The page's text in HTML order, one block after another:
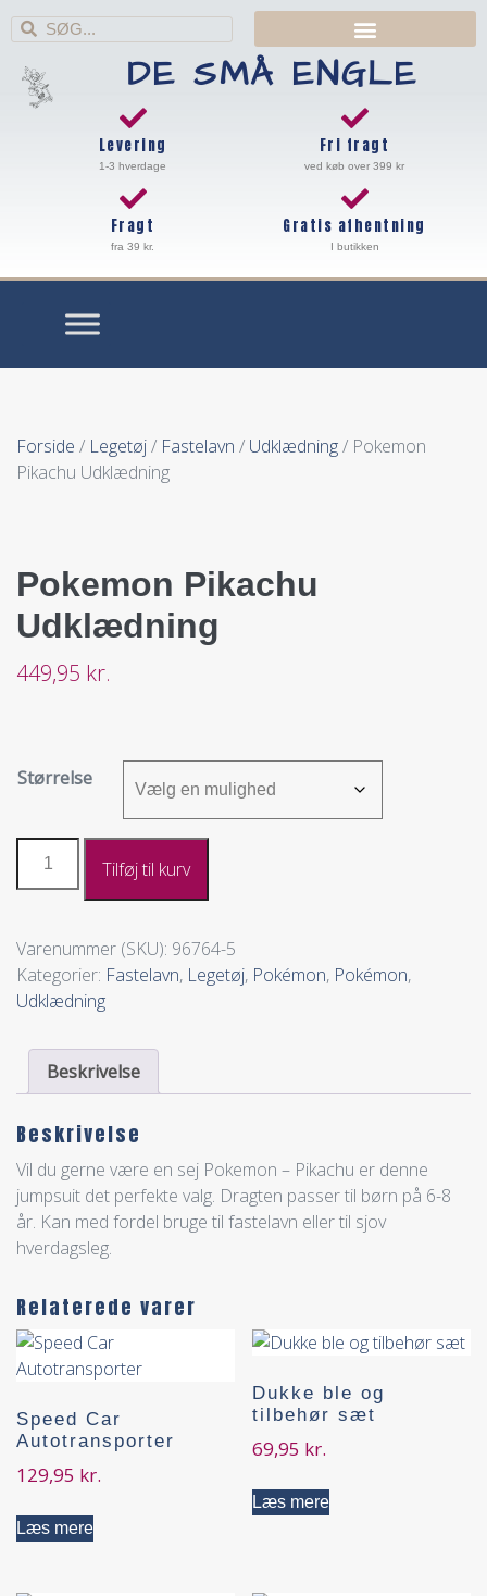
DE SMÅ ENGLE
Levering
1-3 hverdage
Fri fragt
ved køb over 399 kr
Fragt
fra 39 kr.
Gratis afhentning
I butikken
Forside / Legetøj/ Fastelavn / Udklædning/ Pokemon
Pikachu Udklædning
Pokemon Pikachu
Udklædning
449,95 kr.
Størrelse
Tilføj til kurv
Varenummer (SKU): 96764-5
Kategorier: Fastelavn, Legetøj, Pokémon, Pokémon,
Udklædning
Beskrivelse
Beskrivelse
Vil du gerne være en sej Pokemon – Pikachu er denne
jumpsuit det perfekte valg. Dragten passer til børn på 6-8
år. Kan med fordel bruge til fastelavn eller til sjov
hverdagsleg.
Relaterede varer
Speed Car
Autotransporter
129,95 kr.
Læs mere
Dukke ble og
tilbehør sæt
69,95 kr.
Læs mere